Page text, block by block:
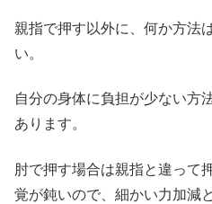
親指で押す以外に、何か方法
い。
自分の身体に負担が少ない方
あります。
肘で押す場合は親指と違って
覚が鈍いので、細かい力加減